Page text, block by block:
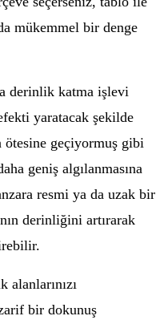
mükemmel bir denge
derinlik katma işlevi
yaratacak şekilde
ötesine geçiyormuş gibi
geniş algılanmasına
resmi ya da uzak bir
derinliğini artırarak
alanlarınızı
bir dokunuş